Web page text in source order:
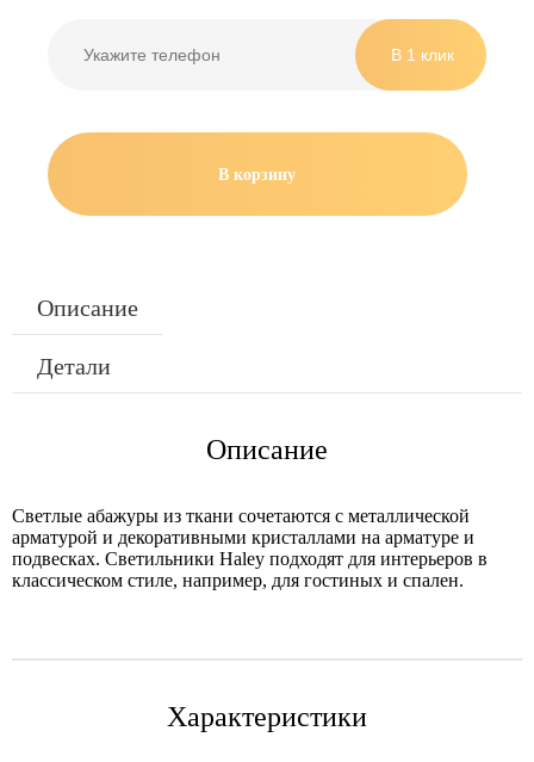
В корзину
Описание
Детали
Описание
Светлые абажуры из ткани сочетаются с металлической
арматурой и декоративными кристаллами на арматуре и
подвесках. Светильники Haley подходят для интерьеров в
классическом стиле, например, для гостиных и спален.
Характеристики